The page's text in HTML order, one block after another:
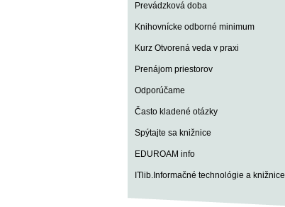
Prevádzková doba
Knihovnícke odborné minimum
Kurz Otvorená veda v praxi
Prenájom priestorov
Odporúčame
Často kladené otázky
Spýtajte sa knižnice
EDUROAM info
ITlib.Informačné technológie a knižnice